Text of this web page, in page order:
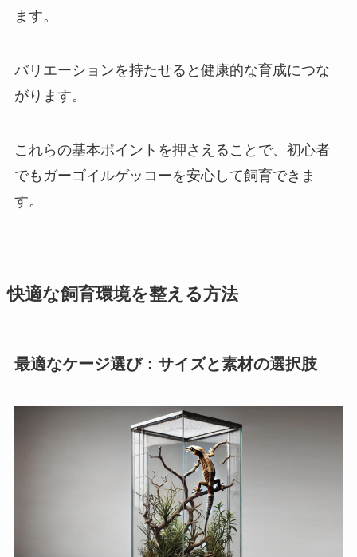
ます。
バリエーションを持たせると健康的な育成につな
がります。
これらの基本ポイントを押さえることで、初心者
でもガーゴイルゲッコーを安心して飼育できま
す。
快適な飼育環境を整える方法
最適なケージ選び：サイズと素材の選択肢